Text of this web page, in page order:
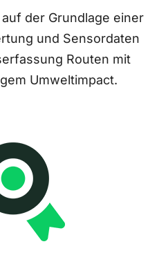
der Grundlage einer
und Sensordaten
Routen mit
Umweltimpact.